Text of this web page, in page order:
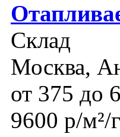
Склад
Москва,
от 375 до
9600 р/м²/